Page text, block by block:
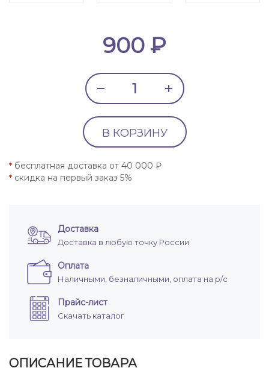
900 ₽
В КОРЗИНУ
* бесплатная доставка от 40 000 ₽
* скидка на первый заказ 5%
Доставка
Доставка в любую точку России
Оплата
Наличными, безналичными, оплата на р/с
Прайс-лист
Скачать каталог
ОПИСАНИЕ ТОВАРА